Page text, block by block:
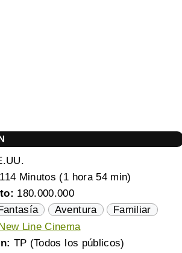
114 Minutos (1 hora 54 min)
180.000.000
Aventura
Familiar
Line Cinema
TP (Todos los públicos)